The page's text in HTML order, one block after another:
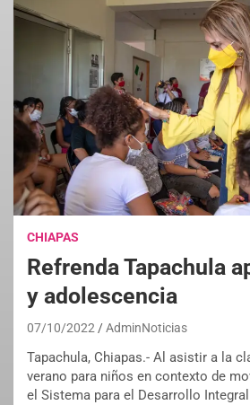
CHIAPAS
Refrenda Tapachula
y adolescencia
07/10/2022 AdminNoticias
Tapachula, Chiapas.- Al asistir a la
verano para niños en contexto de
el Sistema para el Desarrollo